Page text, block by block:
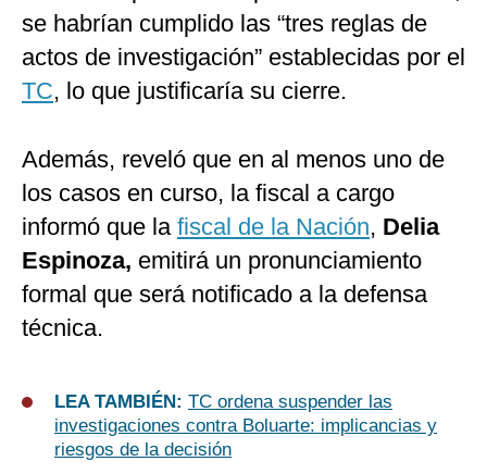
se habrían cumplido las “tres reglas de
actos de investigación” establecidas por el
TC, lo que justificaría su cierre.
Además, reveló que en al menos uno de
los casos en curso, la fiscal a cargo
informó que la fiscal de la Nación, Delia
Espinoza, emitirá un pronunciamiento
formal que será notificado a la defensa
técnica.
LEA TAMBIÉN: TC ordena suspender las
investigaciones contra Boluarte: implicancias y
riesgos de la decisión